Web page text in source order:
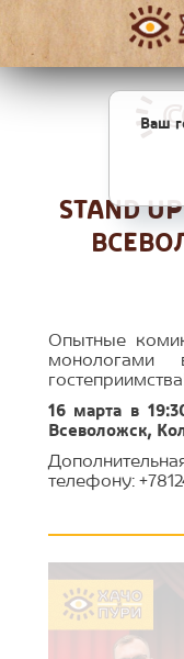
Ваш
STAND
Опытные
монологами
16 марта в
Всеволожск,
телефону: